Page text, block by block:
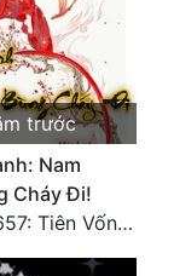
trước
Nam
Cháy Đi!
Chương 2657: Tiên Vốn Vô Lương (15). HẾT.